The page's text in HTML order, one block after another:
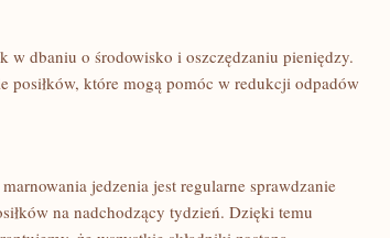
w ⁢dbaniu o środowisko i oszczędzaniu pieniędzy.
posiłków, które mogą pomóc w redukcji odpadów
jedzenia⁤ jest‌ regularne⁣ sprawdzanie
na nadchodzący tydzień. Dzięki ⁢temu